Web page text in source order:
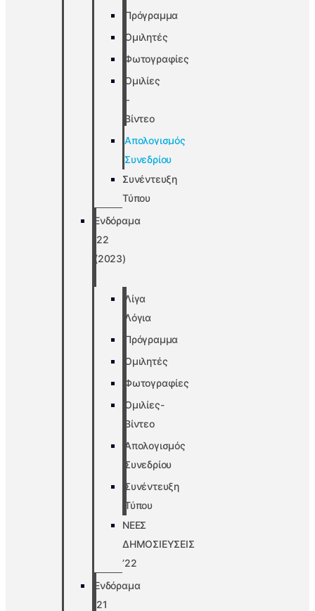
Πρόγραμμα
Ομιλητές
Φωτογραφίες
Ομιλίες
–
Βίντεο
Απολογισμός
Συνεδρίου
Συνέντευξη
Τύπου
Ενδόραμα
’22
(2023)
Λίγα
Λόγια
Πρόγραμμα
Ομιλητές
Φωτογραφίες
Ομιλίες-
Βίντεο
Απολογισμός
Συνεδρίου
Συνέντευξη
Τύπου
ΝΕΕΣ
ΔΗΜΟΣΙΕΥΣΕΙΣ
’22
Ενδόραμα
’21